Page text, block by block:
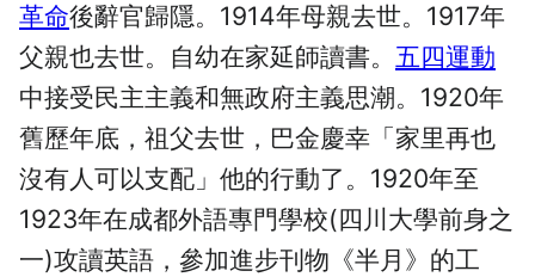
革命後辭官歸隱。1914年母親去世。1917年
父親也去世。自幼在家延師讀書。 五四運動
中接受民主主義和無政府主義思潮。1920年
舊歷年底，祖父去世，巴金慶幸「家里再也
沒有人可以支配」他的行動了。1920年至
1923年在成都外語專門學校(四川大學前身之
一)攻讀英語，參加進步刊物《半月》的工